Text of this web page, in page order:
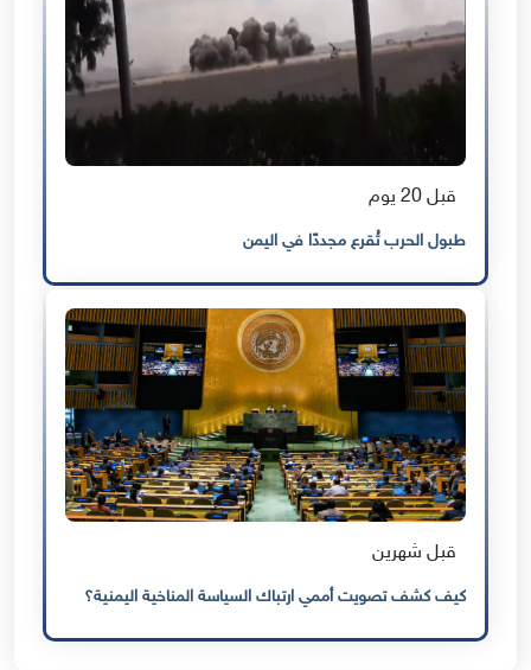
قبل 20 يوم
طبول الحرب تُقرع مجددًا في اليمن
قبل شهرين
كيف كشف تصويت أممي ارتباك السياسة المناخية اليمنية؟